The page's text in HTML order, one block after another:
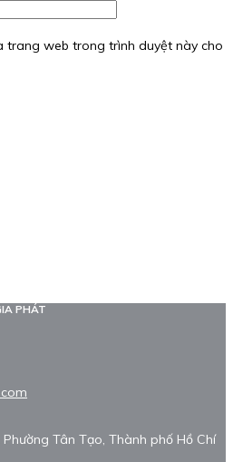
trang web trong trình duyệt này cho
PHÁT
Phường Tân Tạo, Thành phố Hồ Chí